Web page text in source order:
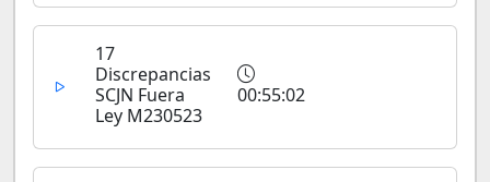
17
Discrepancias
SCJN Fuera
Ley M230523
00:55:02